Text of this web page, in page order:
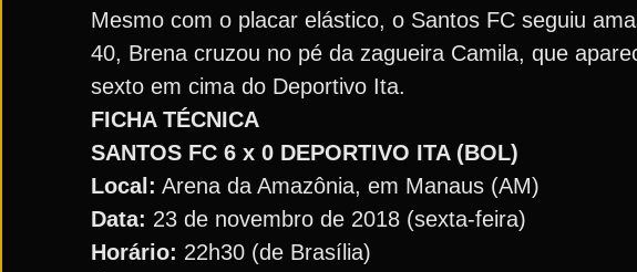
Mesmo com o placar elástico, o Santos FC seguiu
40, Brena cruzou no pé da zagueira Camila, que
sexto em cima do Deportivo Ita.
FICHA TÉCNICA
SANTOS FC 6 x 0 DEPORTIVO ITA (BOL)
Local: Arena da Amazônia, em Manaus (AM)
Data: 23 de novembro de 2018 (sexta-feira)
Horário: 22h30 (de Brasília)